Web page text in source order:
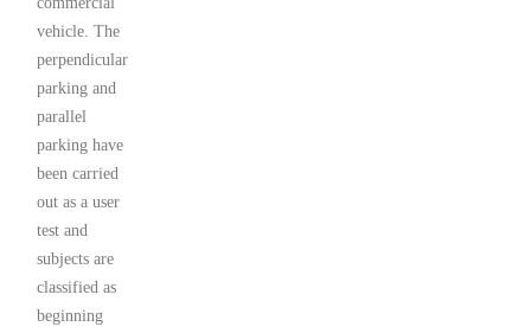
vehicle. The
perpendicular
parking and
parallel
parking have
been carried
out as a user
test and
subjects are
classified as
beginning